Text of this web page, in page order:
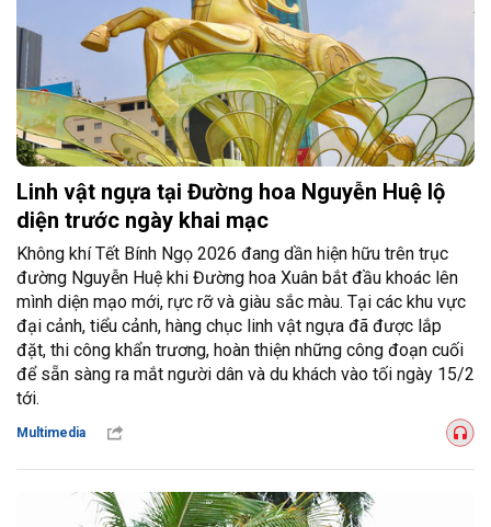
Linh vật ngựa tại Đường hoa Nguyễn Huệ lộ
diện trước ngày khai mạc
Không khí Tết Bính Ngọ 2026 đang dần hiện hữu trên trục
đường Nguyễn Huệ khi Đường hoa Xuân bắt đầu khoác lên
mình diện mạo mới, rực rỡ và giàu sắc màu. Tại các khu vực
đại cảnh, tiểu cảnh, hàng chục linh vật ngựa đã được lắp
đặt, thi công khẩn trương, hoàn thiện những công đoạn cuối
để sẵn sàng ra mắt người dân và du khách vào tối ngày 15/2
tới.
Multimedia